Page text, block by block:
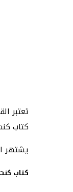
تعتبر
كتاب
يشتهر
كتاب